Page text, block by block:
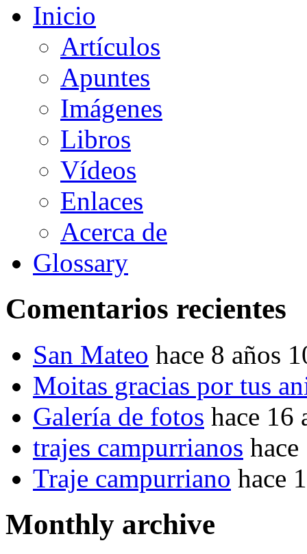
Inicio
Artículos
Apuntes
Imágenes
Libros
Vídeos
Enlaces
Acerca de
Glossary
Comentarios recientes
San Mateo hace 8 años
Moitas gracias por tus
Galería de fotos hace 16
trajes campurrianos
Traje campurriano hace
Monthly archive